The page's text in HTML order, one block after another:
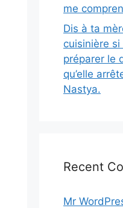
me
Dis à ta
cuisinière
préparer le
qu’elle
Nastya.
Recent
Mr